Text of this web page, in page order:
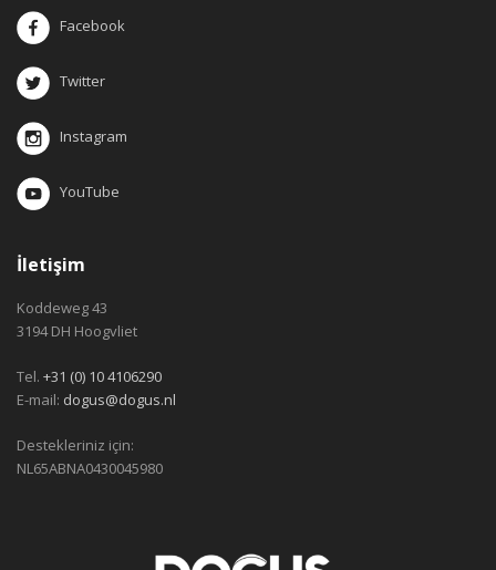
Facebook
Twitter
Instagram
YouTube
İletişim
Koddeweg 43
3194 DH Hoogvliet
Tel. +31 (0) 10 4106290
E-mail: dogus@dogus.nl
Destekleriniz için:
NL65ABNA0430045980